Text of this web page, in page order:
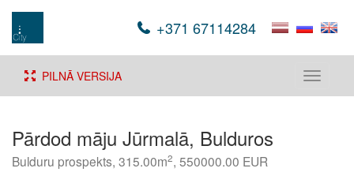
+371 67114284
Toggle
PILNĀ VERSIJA
Pārdod māju Jūrmalā, Bulduros
Bulduru prospekts, 315.00m2, 550000.00 EUR